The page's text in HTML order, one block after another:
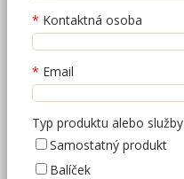
Kontaktná osoba
Email
Typ produktu alebo služby
Samostatný produkt
Balíček